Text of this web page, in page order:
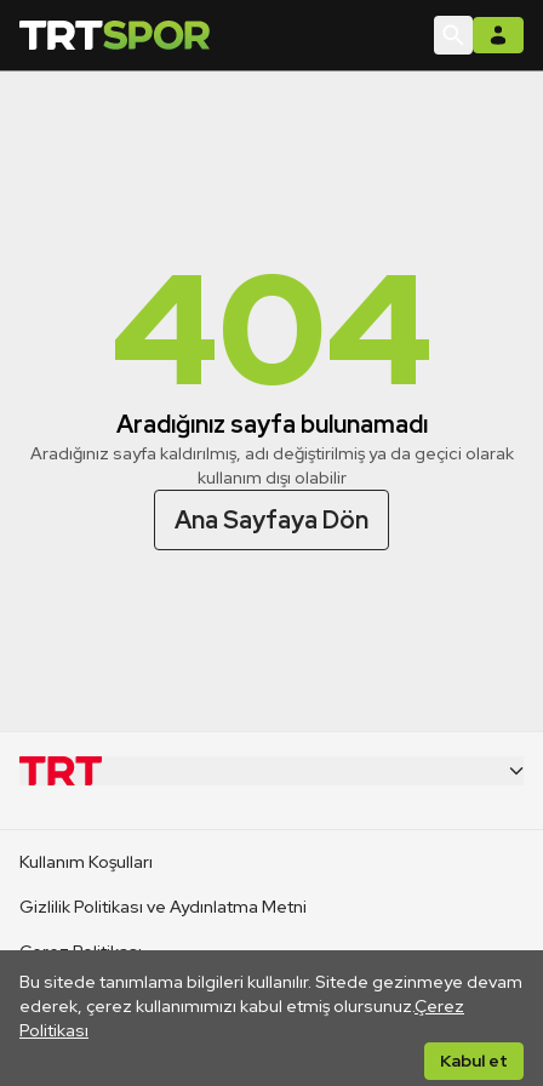
404
Aradığınız sayfa bulunamadı
Aradığınız sayfa kaldırılmış, adı değiştirilmiş ya da geçici olarak
kullanım dışı olabilir
Ana Sayfaya Dön
Bu sitede tanımlama bilgileri kullanılır. Sitede gezinmeye devam
ederek, çerez kullanımımızı kabul etmiş olursunuz.Çerez
Politikası
Kabul et
CANLI YAYINLAR
Kullanım Koşulları
Gizlilik Politikası ve Aydınlatma Metni
Çerez Politikası
İletişim
Her hakkı saklıdır. ©2026 TRT. Bağlantı yoluyla gidilen dış